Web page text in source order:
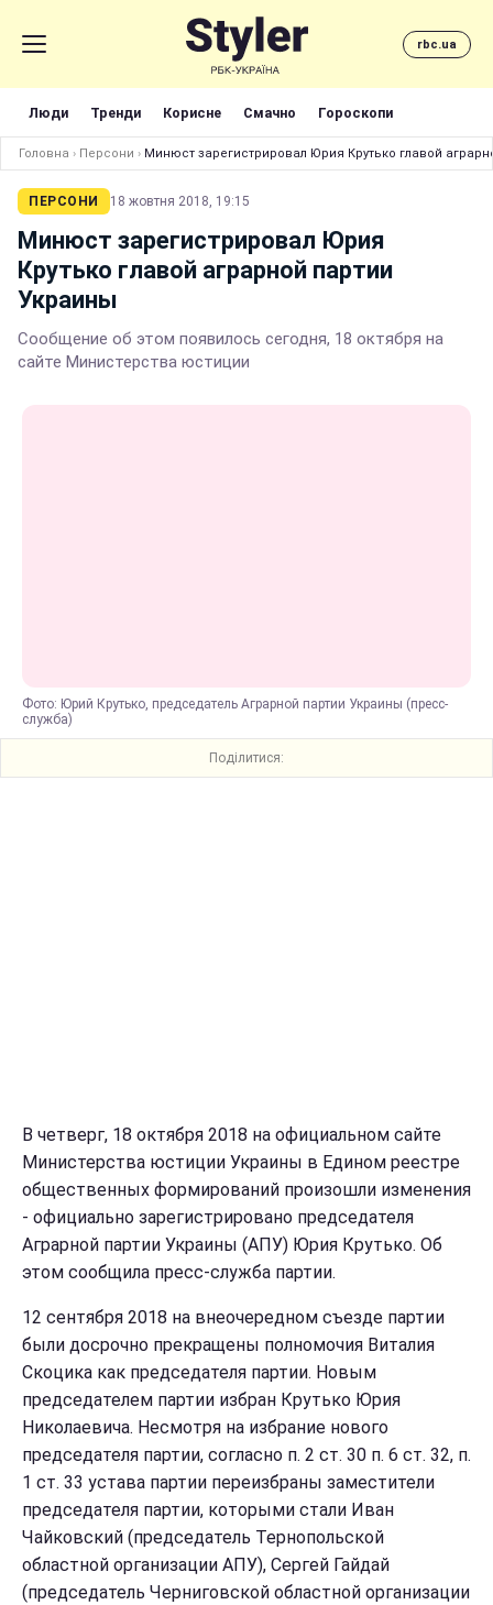
rbc.ua
Люди Тренди Корисне Смачно Гороскопи
Головна › Персони › Минюст зарегистрировал Юрия Крутько главой
ПЕРСОНИ 18 жовтня 2018, 19:15
Минюст зарегистрировал Юрия
Крутько главой аграрной партии
Украины
Сообщение об этом появилось сегодня, 18 октября на
сайте Министерства юстиции
Фото: Юрий Крутько, председатель Аграрной партии Украины (пресс-
служба)
Поділитися:
В четверг, 18 октября 2018 на официальном сайте
Министерства юстиции Украины в Едином реестре
общественных формирований произошли изменения
- официально зарегистрировано председателя
Аграрной партии Украины (АПУ) Юрия Крутько. Об
этом сообщила пресс-служба партии.
12 сентября 2018 на внеочередном съезде партии
были досрочно прекращены полномочия Виталия
Скоцика как председателя партии. Новым
председателем партии избран Крутько Юрия
Николаевича. Несмотря на избрание нового
председателя партии, согласно п. 2 ст. 30 п. 6 ст. 32, п.
1 ст. 33 устава партии переизбраны заместители
председателя партии, которыми стали Иван
Чайковский (председатель Тернопольской
областной организации АПУ), Сергей Гайдай
(председатель Черниговской областной организации